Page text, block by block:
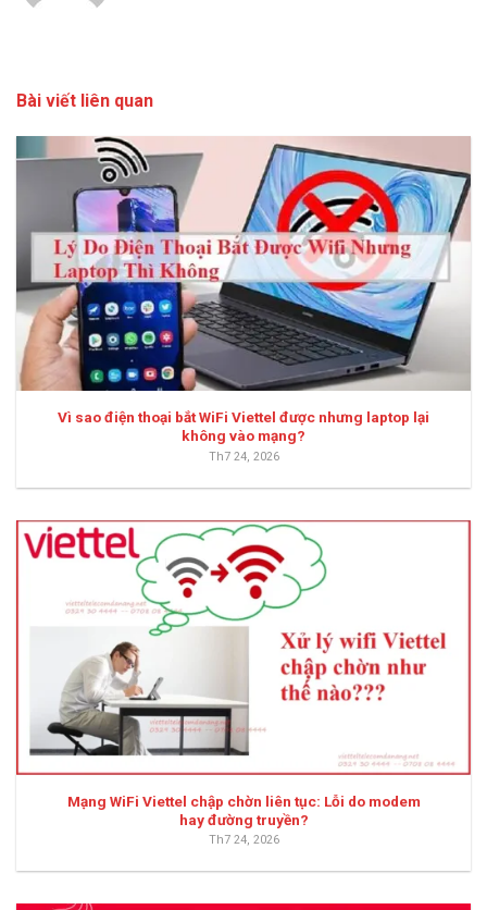
Bài viết liên quan
Vì sao điện thoại bắt WiFi Viettel được nhưng laptop lại
không vào mạng?
Th7 24, 2026
Mạng WiFi Viettel chập chờn liên tục: Lỗi do modem
hay đường truyền?
Th7 24, 2026